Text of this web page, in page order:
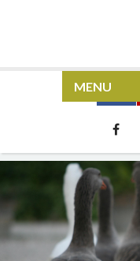
MENU